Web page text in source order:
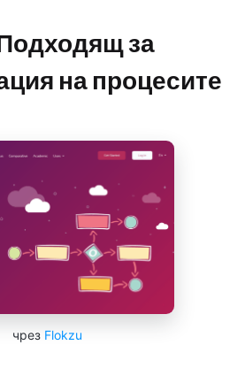
за
на процесите
чрез Flokzu